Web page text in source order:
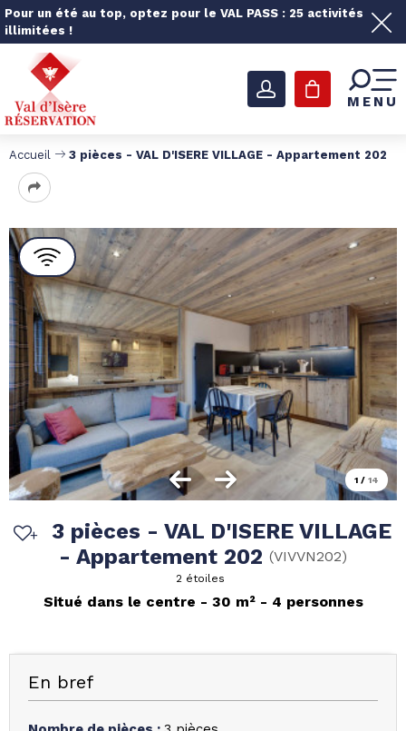
Pour un été au top, optez pour le VAL PASS : 25 activités
illimitées !
MENU
Accueil 3 pièces - VAL D'ISERE VILLAGE - Appartement 202
1 / 14
3 pièces - VAL D'ISERE VILLAGE
- Appartement 202 (VIVVN202)
2 étoiles
Situé dans le centre 30 m² 4 personnes
En bref